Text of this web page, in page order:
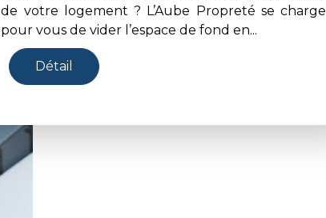
de votre logement ? L’Aube Propreté se charge
pour vous de vider l’espace de fond en...
Détail